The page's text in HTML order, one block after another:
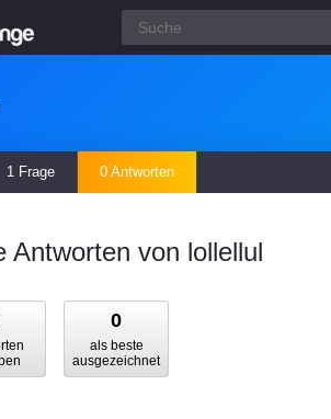
1 Frage 0 Antworten
Antworten von lollellul
0
als beste
ausgezeichnet